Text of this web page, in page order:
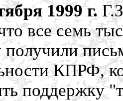
1999 г.
все семь
получили
КПРФ,
поддержку